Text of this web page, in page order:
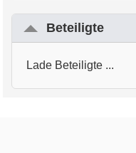
Beteiligte
Lade Beteiligte ...